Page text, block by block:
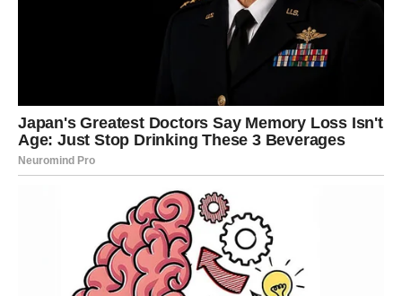
Prvi ključni korak u pripremi ove bakine kočije je
aktiviranje kvasca
Priprema kvasca:U manjoj zdjeli,
izmiješajte s 350 mililitara mlakog mlijeka.
Dodajte80 grama šećera i lagano promiješajte.